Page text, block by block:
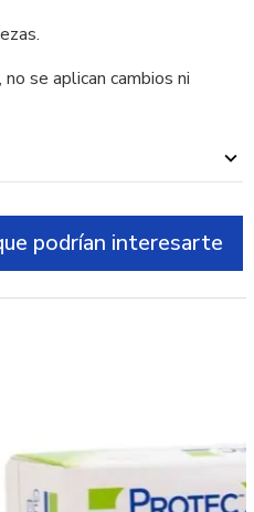
se aplican cambios ni
podrían interesarte